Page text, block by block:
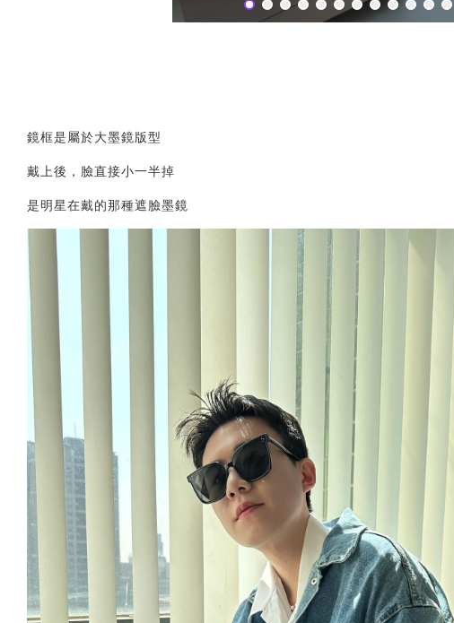
鏡框是屬於大墨鏡版型
戴上後，臉直接小一半掉
是明星在戴的那種遮臉墨鏡